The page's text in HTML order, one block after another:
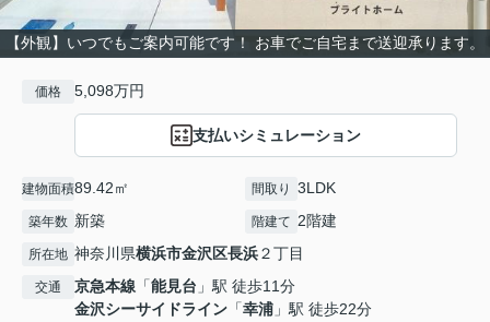
【外観】いつでもご案内可能です！ お車でご自宅まで送迎承ります。
価格 5,098万円
支払いシミュレーション
建物面積89.42㎡ 間取り 3LDK
築年数 新築 階建て 2階建
所在地 神奈川県横浜市金沢区長浜２丁目
交通 京急本線 「能見台 」駅 徒歩11分
金沢シーサイドライン 「幸浦 」駅 徒歩22分